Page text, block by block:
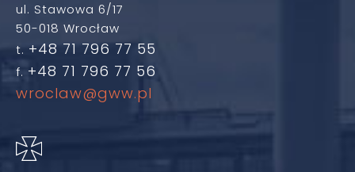
ul. Stawowa 6/17
50-018 Wrocław
t. +48 71 796 77 55
f. +48 71 796 77 56
wroclaw@gww.pl